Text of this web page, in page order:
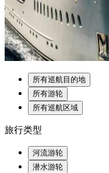
所有巡航目的地
所有游轮
所有巡航区域
旅行类型
河流游轮
潜水游轮